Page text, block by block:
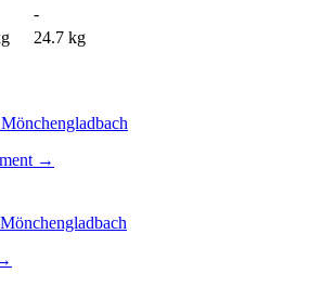
-
24.7 kg
→